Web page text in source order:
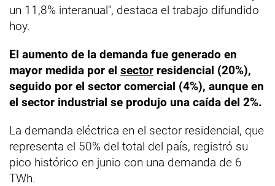
un 11,8% interanual", destaca el trabajo difundido
hoy.
El aumento de la demanda fue generado en
mayor medida por el sector residencial (20%),
seguido por el sector comercial (4%), aunque en
el sector industrial se produjo una caída del 2%.
La demanda eléctrica en el sector residencial, que
representa el 50% del total del país, registró su
pico histórico en junio con una demanda de 6
TWh.